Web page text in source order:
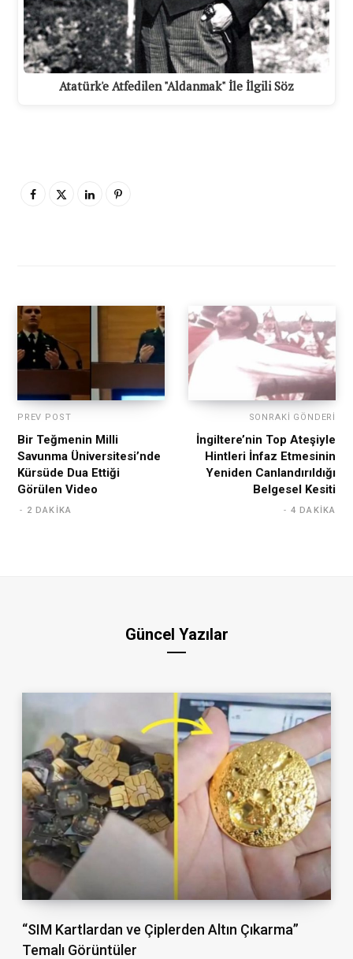
Atatürk'e Atfedilen "Aldanmak" İle İlgili Söz
PREV POST
Bir Teğmenin Milli
Savunma Üniversitesi’nde
Kürsüde Dua Ettiği
Görülen Video
2 DAKIKA
SONRAKI GÖNDERI
İngiltere’nin Top Ateşiyle
Hintleri İnfaz Etmesinin
Yeniden Canlandırıldığı
Belgesel Kesiti
4 DAKIKA
Güncel Yazılar
“SIM Kartlardan ve Çiplerden Altın Çıkarma”
Temalı Görüntüler